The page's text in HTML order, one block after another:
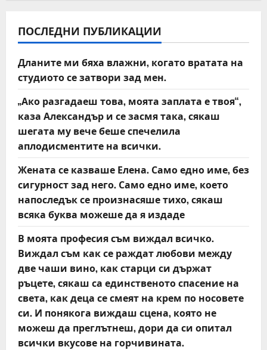
v
i
g
a
t
i
o
n
ПОСЛЕДНИ ПУБЛИКАЦИИ
Дланите ми бяха влажни, когато вратата на
студиото се затвори зад мен.
„Ако разгадаеш това, моята заплата е твоя“,
каза Александър и се засмя така, сякаш
шегата му вече беше спечелила
аплодисментите на всички.
Жената се казваше Елена. Само едно име, без
сигурност зад него. Само едно име, което
напоследък се произнасяше тихо, сякаш
всяка буква можеше да я издаде
В моята професия съм виждал всичко.
Виждал съм как се раждат любови между
две чаши вино, как старци си държат
ръцете, сякаш са единственото спасение на
света, как деца се смеят на крем по носовете
си. И понякога виждаш сцена, която не
можеш да преглътнеш, дори да си опитал
всички вкусове на горчивината.